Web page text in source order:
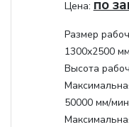
Цена: по
Размер
1300x2500 мм
Высота
50000 мм/мин